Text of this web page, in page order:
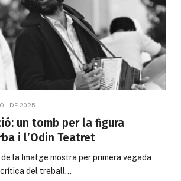
DE 2025
un tomb per la figura
i l’Odin Teatret
la Imatge mostra per primera vegada
del treball…